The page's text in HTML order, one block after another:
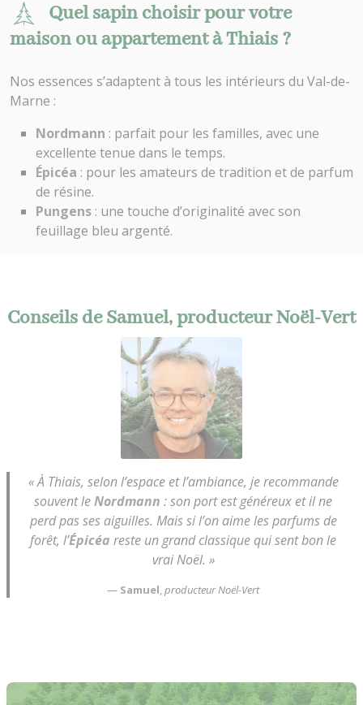
Quel sapin choisir pour votre
maison ou appartement à Thiais ?
Nos essences s’adaptent à tous les intérieurs du Val-de-
Marne :
Nordmann : parfait pour les familles, avec une
excellente tenue dans le temps.
Épicéa : pour les amateurs de tradition et de parfum
de résine.
Pungens : une touche d’originalité avec son
feuillage bleu argenté.
Conseils de Samuel, producteur Noël-Vert
« À Thiais, selon l’espace et l’ambiance, je recommande
souvent leNordmann : son port est généreux et il ne
perd pas ses aiguilles. Mais si l’on aime les parfums de
forêt, l’Épicéa reste un grand classique qui sent bon le
vrai Noël. »
— Samuel,producteur Noël-Vert